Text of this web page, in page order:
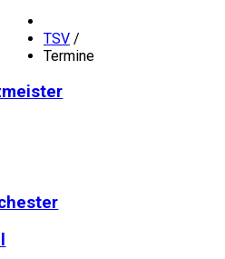
TSV /
Termine